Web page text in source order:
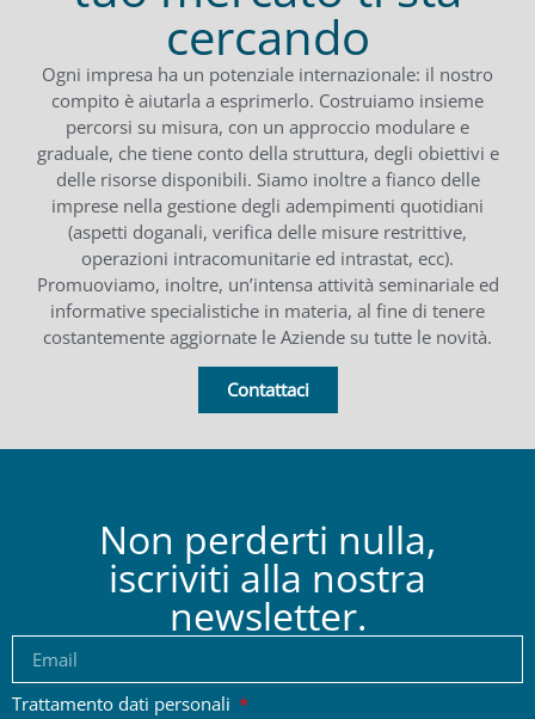
cercando
Ogni impresa ha un potenziale internazionale: il nostro
compito è aiutarla a esprimerlo. Costruiamo insieme
percorsi su misura, con un approccio modulare e
graduale, che tiene conto della struttura, degli obiettivi e
delle risorse disponibili. Siamo inoltre a fianco delle
imprese nella gestione degli adempimenti quotidiani
(aspetti doganali, verifica delle misure restrittive,
operazioni intracomunitarie ed intrastat, ecc).
Promuoviamo, inoltre, un’intensa attività seminariale ed
informative specialistiche in materia, al fine di tenere
costantemente aggiornate le Aziende su tutte le novità.
Contattaci
Non perderti nulla,
iscriviti alla nostra
newsletter.
Trattamento dati personali